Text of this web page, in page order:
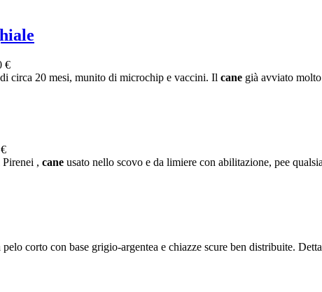
€
di circa 20 mesi, munito di microchip e vaccini. Il cane già avviato
, cane usato nello scovo e da limiere con abilitazione, pee
corto con base grigio-argentea e chiazze scure ben distribuite.